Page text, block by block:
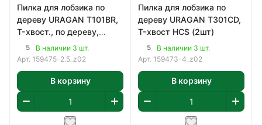
Пилка для лобзика по
дереву URAGAN T101BR,
T-хвост., по дереву,
HCS(2шт)
5
В наличии 3 шт.
Арт. 159475-2.5_z02
В корзину
Пилка для лобзика по
дереву URAGAN T301CD,
T-хвост HCS (2шт)
5
В наличии 3 шт.
Арт. 159473-4_z02
В корзину